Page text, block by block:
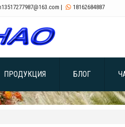
|  18162684887
ПРОДУКЦИЯ БЛОГ